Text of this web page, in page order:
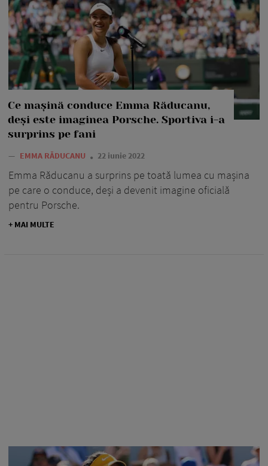
Ce mașină conduce Emma Răducanu,
deși este imaginea Porsche. Sportiva i-a
surprins pe fani
— EMMA RĂDUCANU 22 iunie 2022
Emma Răducanu a surprins pe toată lumea cu mașina
pe care o conduce, deși a devenit imagine oficială
pentru Porsche.
+ MAI MULTE